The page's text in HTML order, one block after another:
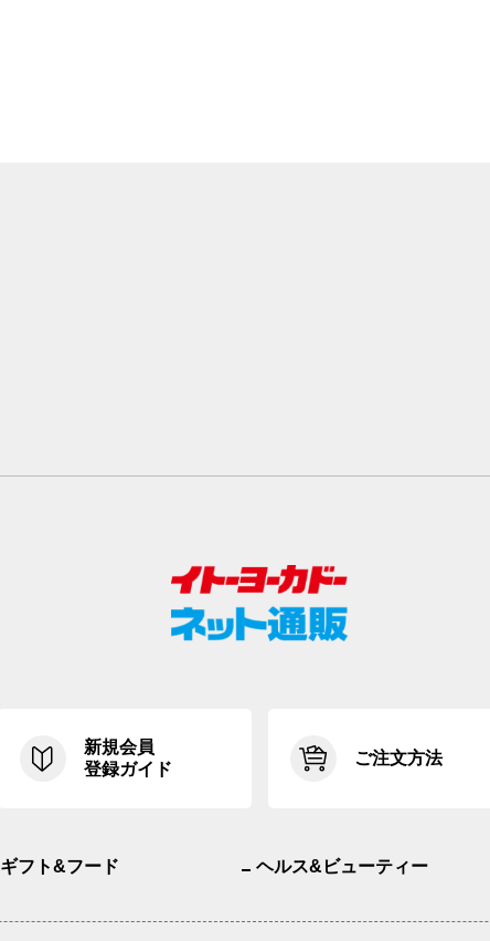
新規会員
登録ガイド
ご注文方法
ギフト&フード ヘルス&ビューティー